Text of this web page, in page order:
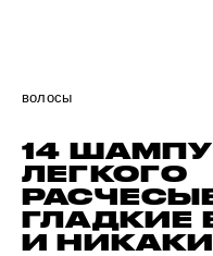
волосы
14
ЛЕГКОГО
ГЛАДКИЕ
И